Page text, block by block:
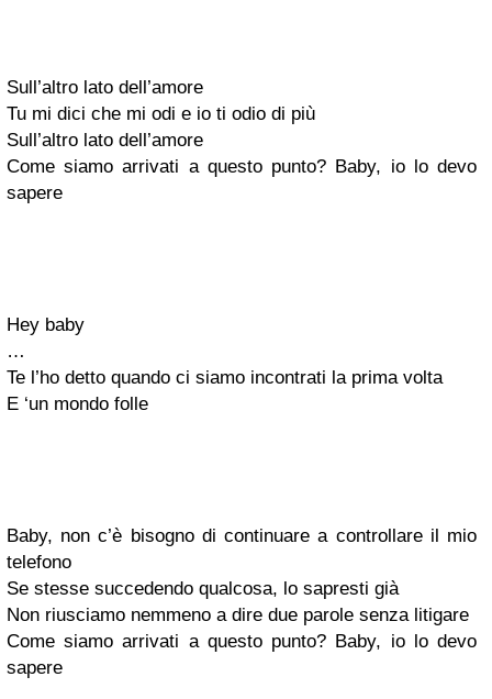
Sull’altro lato dell’amore
Tu mi dici che mi odi e io ti odio di più
Sull’altro lato dell’amore
Come siamo arrivati a questo punto? Baby, io lo devo
sapere
Hey baby
…
Te l’ho detto quando ci siamo incontrati la prima volta
E ‘un mondo folle
Baby, non c’è bisogno di continuare a controllare il mio
telefono
Se stesse succedendo qualcosa, lo sapresti già
Non riusciamo nemmeno a dire due parole senza litigare
Come siamo arrivati a questo punto? Baby, io lo devo
sapere